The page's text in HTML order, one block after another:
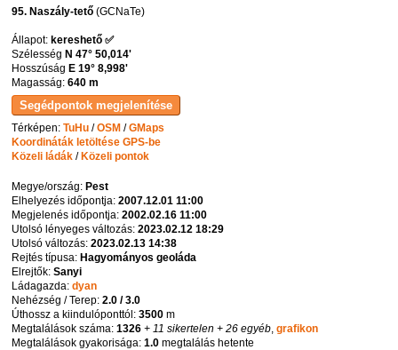
95. Naszály-tető (GCNaTe)
Állapot:kereshető ✅
SzélességN 47° 50,014'
HosszúságE 19° 8,998'
Magasság:640 m
Térképen:TuHu /OSM /GMaps
Koordináták letöltése GPS-be
Közeli ládák /Közeli pontok
Megye/ország:Pest
Elhelyezés időpontja:2007.12.01 11:00
Megjelenés időpontja:2002.02.16 11:00
Utolsó lényeges változás:2023.02.12 18:29
Utolsó változás:2023.02.13 14:38
Rejtés típusa:Hagyományos geoláda
Elrejtők:Sanyi
Ládagazda:dyan
Nehézség / Terep:2.0 / 3.0
Úthossz a kiindulóponttól:3500 m
Megtalálások száma:1326 + 11 sikertelen + 26 egyéb ,grafikon
Megtalálások gyakorisága:1.0 megtalálás hetente